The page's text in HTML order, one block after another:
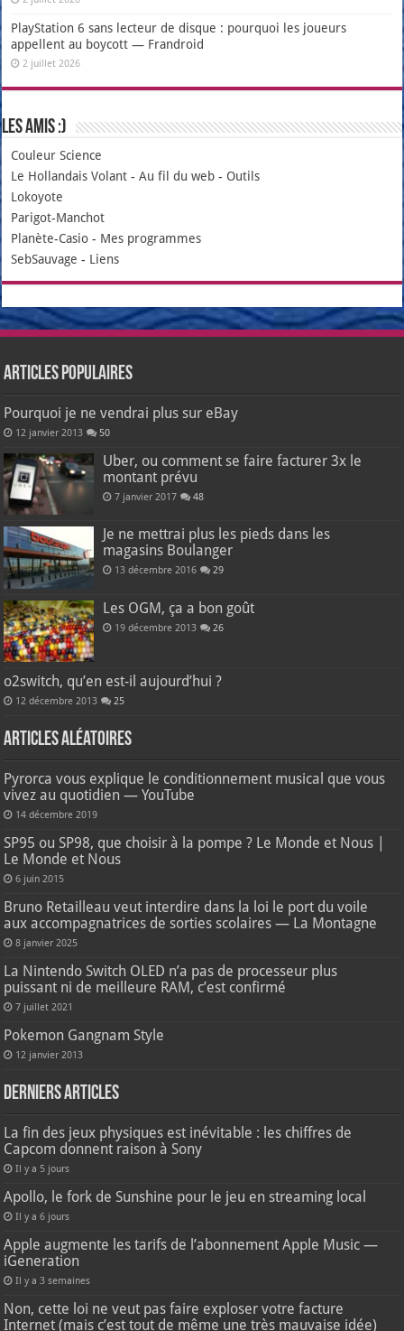
PlayStation 6 sans lecteur de disque : pourquoi les joueurs
appellent au boycott — Frandroid
2 juillet 2026
Les amis :)
Couleur Science
Le Hollandais Volant -Au fil du web - Outils
Lokoyote
Parigot-Manchot
Planète-Casio - Mes programmes
SebSauvage - Liens
Articles populaires
Pourquoi je ne vendrai plus sur eBay
12 janvier 2013 50
Uber, ou comment se faire facturer 3x le
montant prévu
7 janvier 2017 48
Je ne mettrai plus les pieds dans les
magasins Boulanger
13 décembre 2016 29
Les OGM, ça a bon goût
19 décembre 2013 26
o2switch, qu’en est-il aujourd’hui ?
12 décembre 2013 25
Articles aléatoires
Pyrorca vous explique le conditionnement musical que vous
vivez au quotidien — YouTube
14 décembre 2019
SP95 ou SP98, que choisir à la pompe ? Le Monde et Nous |
Le Monde et Nous
6 juin 2015
Bruno Retailleau veut interdire dans la loi le port du voile
aux accompagnatrices de sorties scolaires — La Montagne
8 janvier 2025
La Nintendo Switch OLED n’a pas de processeur plus
puissant ni de meilleure RAM, c’est confirmé
7 juillet 2021
Pokemon Gangnam Style
12 janvier 2013
Derniers articles
La fin des jeux physiques est inévitable : les chiffres de
Capcom donnent raison à Sony
Il y a 5 jours
Apollo, le fork de Sunshine pour le jeu en streaming local
Il y a 6 jours
Apple augmente les tarifs de l’abonnement Apple Music —
iGeneration
Il y a 3 semaines
Non, cette loi ne veut pas faire exploser votre facture
Internet (mais c’est tout de même une très mauvaise idée)